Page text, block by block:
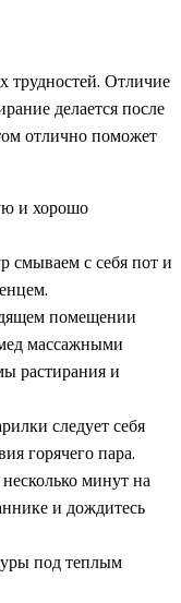
трудностей. Отличие
делается после
отлично поможет
и хорошо
смываем с себя пот и
помещении
массажными
растирания и
следует себя
горячего пара.
минут на
и дождитесь
под теплым